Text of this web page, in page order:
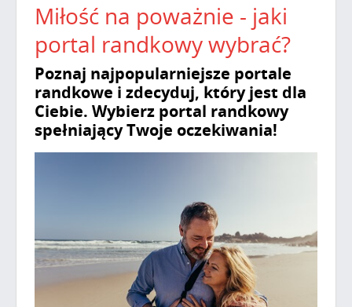
Miłość na poważnie - jaki
portal randkowy wybrać?
Poznaj najpopularniejsze portale
randkowe i zdecyduj, który jest dla
Ciebie. Wybierz portal randkowy
spełniający Twoje oczekiwania!